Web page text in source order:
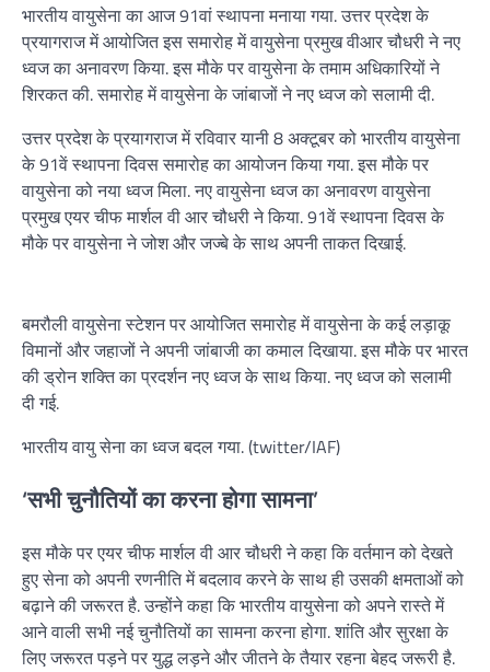
भारतीय वायुसेना का आज 91वां स्थापना मनाया गया. उत्तर प्रदेश के
प्रयागराज में आयोजित इस समारोह में वायुसेना प्रमुख वीआर चौधरी ने नए
ध्वज का अनावरण किया. इस मौके पर वायुसेना के तमाम अधिकारियों ने
शिरकत की. समारोह में वायुसेना के जांबाजों ने नए ध्वज को सलामी दी.
उत्तर प्रदेश के प्रयागराज में रविवार यानी 8 अक्टूबर को भारतीय वायुसेना
के 91वें स्थापना दिवस समारोह का आयोजन किया गया. इस मौके पर
वायुसेना को नया ध्वज मिला. नए वायुसेना ध्वज का अनावरण वायुसेना
प्रमुख एयर चीफ मार्शल वी आर चौधरी ने किया. 91वें स्थापना दिवस के
मौके पर वायुसेना ने जोश और जज्बे के साथ अपनी ताकत दिखाई.
बमरौली वायुसेना स्टेशन पर आयोजित समारोह में वायुसेना के कई लड़ाकू
विमानों और जहाजों ने अपनी जांबाजी का कमाल दिखाया. इस मौके पर भारत
की ड्रोन शक्ति का प्रदर्शन नए ध्वज के साथ किया. नए ध्वज को सलामी
दी गई.
भारतीय वायु सेना का ध्वज बदल गया. (twitter/IAF)
‘सभी चुनौतियों का करना होगा सामना’
इस मौके पर एयर चीफ मार्शल वी आर चौधरी ने कहा कि वर्तमान को देखते
हुए सेना को अपनी रणनीति में बदलाव करने के साथ ही उसकी क्षमताओं को
बढ़ाने की जरूरत है. उन्होंने कहा कि भारतीय वायुसेना को अपने रास्ते में
आने वाली सभी नई चुनौतियों का सामना करना होगा. शांति और सुरक्षा के
लिए जरूरत पड़ने पर युद्ध लड़ने और जीतने के तैयार रहना बेहद जरूरी है.